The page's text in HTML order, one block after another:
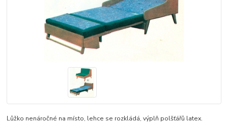
Lůžko nenáročné na místo, lehce se rozkládá, výplň polšťářů latex.